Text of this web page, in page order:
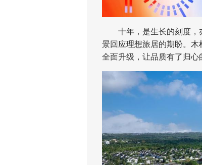
十年，是生长的刻度，亦
景回应理想旅居的期盼。
全面升级，让品质有了归心